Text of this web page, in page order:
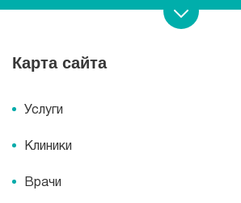
Записаться на прием
Карта сайта
Услуги
Клиники
Врачи